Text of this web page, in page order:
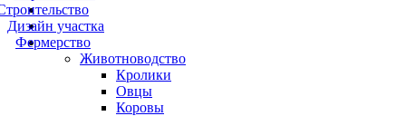
Дизайн участка
Фермерство
Животноводство
Кролики
Овцы
Коровы